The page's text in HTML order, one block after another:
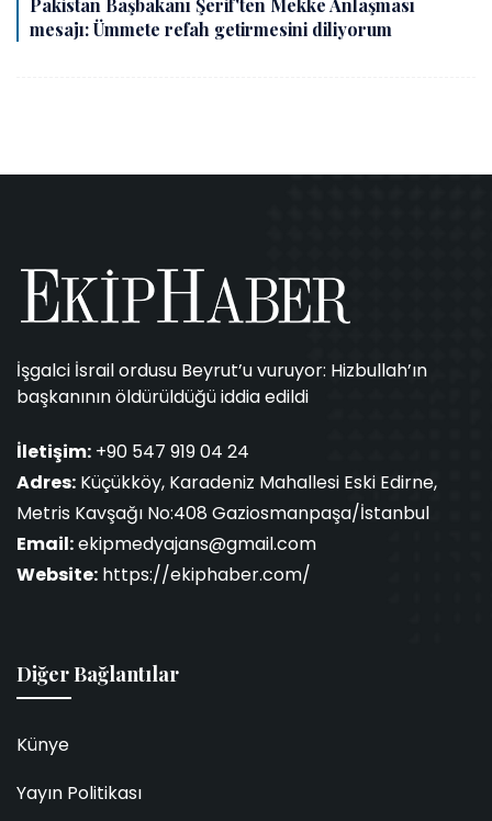
Pakistan Başbakanı Şerif'ten Mekke Anlaşması
mesajı: Ümmete refah getirmesini diliyorum
İşgalci İsrail ordusu Beyrut’u vuruyor: Hizbullah’ın
başkanının öldürüldüğü iddia edildi
İletişim: +90 547 919 04 24
Adres: Küçükköy, Karadeniz Mahallesi Eski Edirne,
Metris Kavşağı No:408 Gaziosmanpaşa/İstanbul
Email:ekipmedyajans@gmail.com
Website: https://ekiphaber.com/
Diğer Bağlantılar
Künye
Yayın Politikası